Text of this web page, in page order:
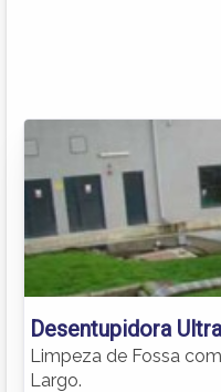
Desentupidora
Limpeza de Fossa
Largo.